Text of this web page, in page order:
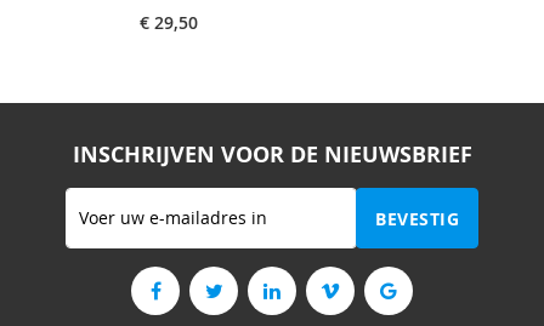
€ 29,50
INSCHRIJVEN VOOR DE NIEUWSBRIEF
Abonneer
op
nieuwsbrief
BEVESTIG